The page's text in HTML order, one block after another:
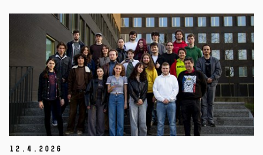
12. 4. 2026